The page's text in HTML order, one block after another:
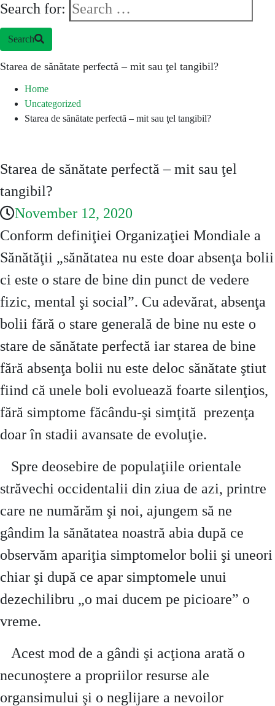
Search for:
Search
Starea de sănătate perfectă – mit sau ţel tangibil?
Home
Uncategorized
Starea de sănătate perfectă – mit sau ţel tangibil?
Starea de sănătate perfectă – mit sau ţel
tangibil?
November 12, 2020
Conform definiţiei Organizaţiei Mondiale a
Sănătăţii „sănătatea nu este doar absenţa bolii
ci este o stare de bine din punct de vedere
fizic, mental şi social”. Cu adevărat, absenţa
bolii fără o stare generală de bine nu este o
stare de sănătate perfectă iar starea de bine
fără absenţa bolii nu este deloc sănătate ştiut
fiind că unele boli evoluează foarte silenţios,
fără simptome făcându-şi simţită prezenţa
doar în stadii avansate de evoluţie.
Spre deosebire de populaţiile orientale
străvechi occidentalii din ziua de azi, printre
care ne numărăm şi noi, ajungem să ne
gândim la sănătatea noastră abia după ce
observăm apariţia simptomelor bolii şi uneori
chiar şi după ce apar simptomele unui
dezechilibru „o mai ducem pe picioare” o
vreme.
Acest mod de a gândi şi acţiona arată o
necunoştere a propriilor resurse ale
organsimului şi o neglijare a nevoilor